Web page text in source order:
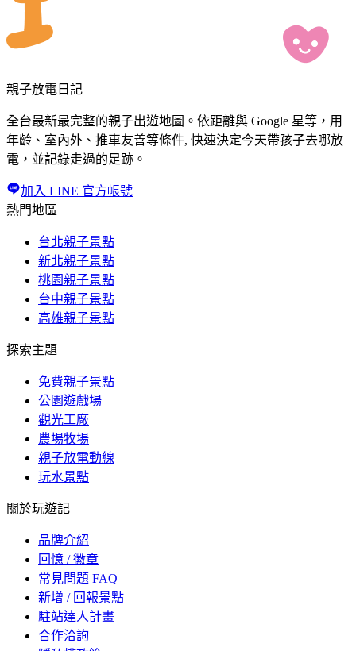
親子放電日記
全台最新最完整的親子出遊地圖。依距離與 Google 星等，用
年齡、室內外、推車友善等條件, 快速決定今天帶孩子去哪放
電，並記錄走過的足跡。
加入 LINE 官方帳號
熱門地區
台北親子景點
新北親子景點
桃園親子景點
台中親子景點
高雄親子景點
探索主題
免費親子景點
公園遊戲場
觀光工廠
農場牧場
親子放電動線
玩水景點
關於玩遊記
品牌介紹
回憶 / 徽章
常見問題 FAQ
新增 / 回報景點
駐站達人計畫
合作洽詢